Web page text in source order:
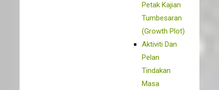
Petak Kajian
Tumbesaran
(Growth Plot)
Aktiviti Dan
Pelan
Tindakan
Masa